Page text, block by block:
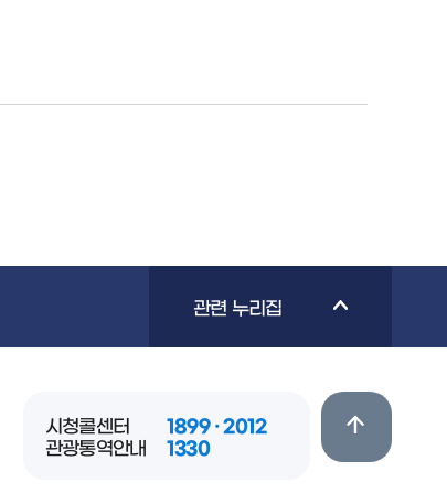
관련 누리집
시청콜센터
1899 · 2012
관광통역안내
1330